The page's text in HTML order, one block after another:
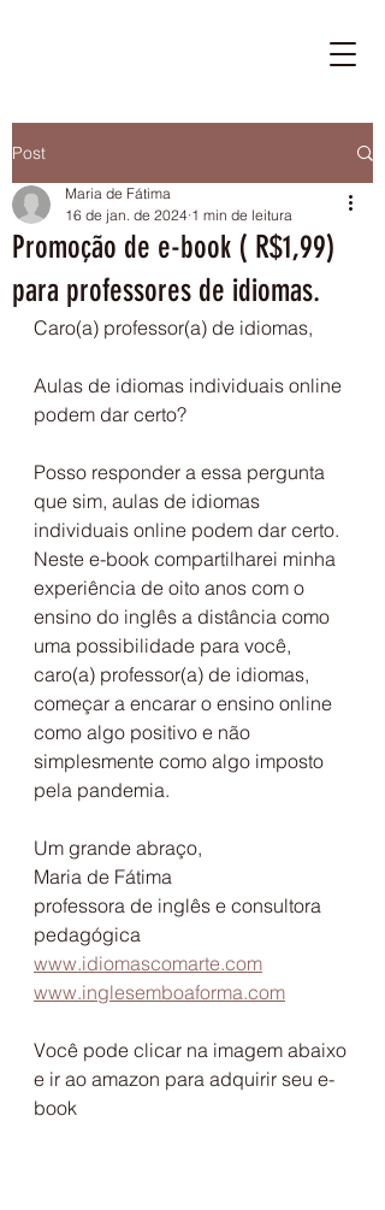
Post
Promoção de e-book ( R$1,99)
para professores de idiomas.
Maria de Fátima
16 de jan. de 2024 1 min de leitura
Caro(a) professor(a) de idiomas,
Aulas de idiomas individuais online
podem dar certo?
Posso responder a essa pergunta
que sim, aulas de idiomas
individuais online podem dar certo.
Neste e-book compartilharei minha
experiência de oito anos com o
ensino do inglês a distância como
uma possibilidade para você,
caro(a) professor(a) de idiomas,
começar a encarar o ensino online
como algo positivo e não
simplesmente como algo imposto
pela pandemia.
Um grande abraço,
Maria de Fátima
professora de inglês e consultora
pedagógica
www.idiomascomarte.com
www.inglesemboaforma.com
Você pode clicar na imagem abaixo
e ir ao amazon para adquirir seu e-
book